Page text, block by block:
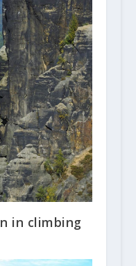
in climbing